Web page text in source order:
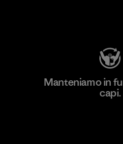
Manteniamo in
capi.